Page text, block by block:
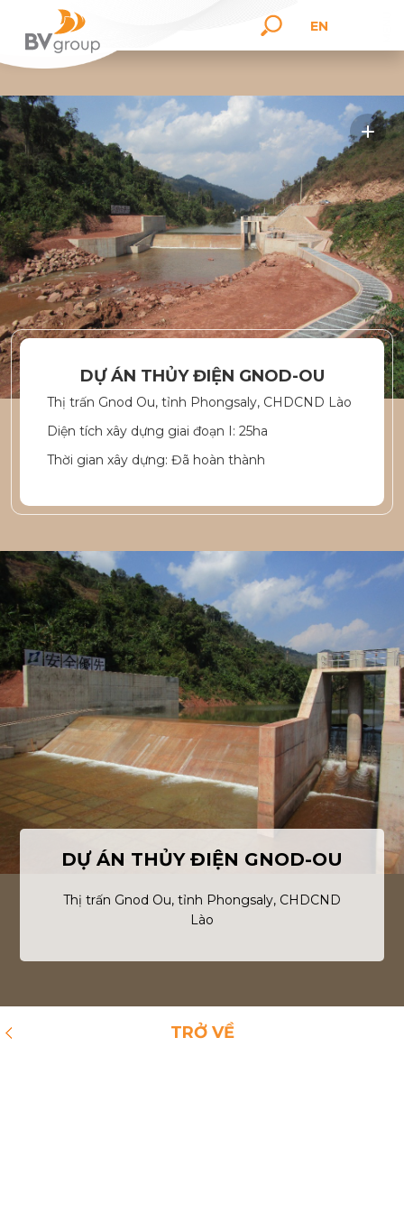
EN
DỰ ÁN THỦY ĐIỆN GNOD-OU
Thị trấn Gnod Ou, tỉnh Phongsaly, CHDCND Lào
Diện tích xây dựng giai đoạn I: 25ha
Thời gian xây dựng: Đã hoàn thành
DỰ ÁN THỦY ĐIỆN GNOD-OU
Thị trấn Gnod Ou, tỉnh Phongsaly, CHDCND
Lào
TRỞ VỀ